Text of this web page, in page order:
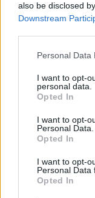
also be disclosed
Downstream
Please note that
not limited to your
grant or deny
use your data for
consent section.
Personal Data
I want to opt-
personal data.
Opted In
I want to opt-
Personal Data.
Opted In
I want to opt-
Personal Data
Opted In